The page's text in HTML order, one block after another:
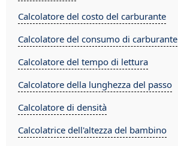
Calcolatore del costo del carburante
Calcolatore del consumo di carburante
Calcolatore del tempo di lettura
Calcolatore della lunghezza del passo
Calcolatore di densità
Calcolatrice dell'altezza del bambino